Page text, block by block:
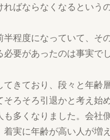
ればならなくなるという
半程度になっていて、そ
必要があったのは事実で
てきており、段々と年齢
そろそろ引退かと考え始
多くなりました。会社
実に年齢が高い人が増